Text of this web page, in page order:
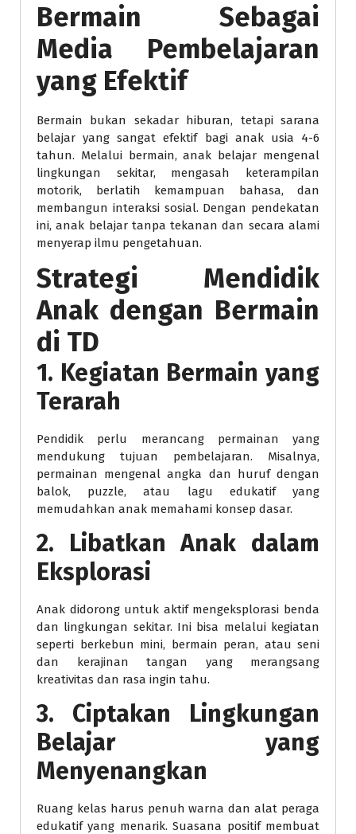
Bermain Sebagai
Media Pembelajaran
yang Efektif
Bermain bukan sekadar hiburan, tetapi sarana
belajar yang sangat efektif bagi anak usia 4-6
tahun. Melalui bermain, anak belajar mengenal
lingkungan sekitar, mengasah keterampilan
motorik, berlatih kemampuan bahasa, dan
membangun interaksi sosial. Dengan pendekatan
ini, anak belajar tanpa tekanan dan secara alami
menyerap ilmu pengetahuan.
Strategi Mendidik
Anak dengan Bermain
di TD
1. Kegiatan Bermain yang
Terarah
Pendidik perlu merancang permainan yang
mendukung tujuan pembelajaran. Misalnya,
permainan mengenal angka dan huruf dengan
balok, puzzle, atau lagu edukatif yang
memudahkan anak memahami konsep dasar.
2. Libatkan Anak dalam
Eksplorasi
Anak didorong untuk aktif mengeksplorasi benda
dan lingkungan sekitar. Ini bisa melalui kegiatan
seperti berkebun mini, bermain peran, atau seni
dan kerajinan tangan yang merangsang
kreativitas dan rasa ingin tahu.
3. Ciptakan Lingkungan
Belajar yang
Menyenangkan
Ruang kelas harus penuh warna dan alat peraga
edukatif yang menarik. Suasana positif membuat